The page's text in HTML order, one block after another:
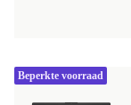
Beperkte voorraad